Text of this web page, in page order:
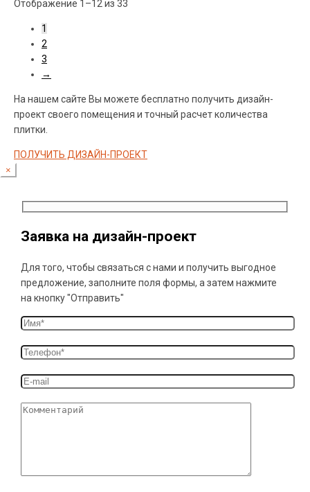
Отображение 1–12 из 33
1
2
3
→
На нашем сайте Вы можете бесплатно получить дизайн-
проект своего помещения и точный расчет количества
плитки.
ПОЛУЧИТЬ ДИЗАЙН-ПРОЕКТ
×
Заявка на дизайн-проект
Для того, чтобы связаться с нами и получить выгодное
предложение, заполните поля формы, а затем нажмите
на кнопку "Отправить"